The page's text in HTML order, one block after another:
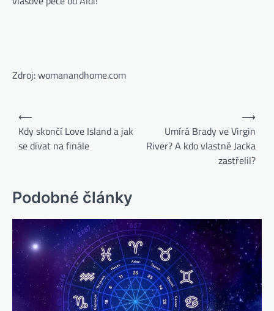
Zdroj: womanandhome.com
⟵
Kdy skončí Love Island a jak
se dívat na finále
Umírá Brady ve Virgin
River? A kdo vlastně Jacka
zastřelil?
⟶
Podobné články